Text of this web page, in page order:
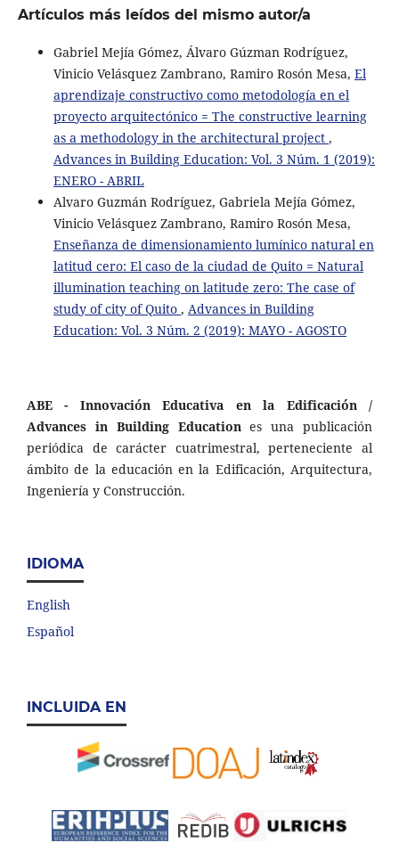
Artículos más leídos del mismo autor/a
Gabriel Mejía Gómez, Álvaro Gúzman Rodríguez,
Vinicio Velásquez Zambrano, Ramiro Rosón Mesa, El
aprendizaje constructivo como metodología en el
proyecto arquitectónico = The constructive learning
as a methodology in the architectural project ,
Advances in Building Education: Vol. 3 Núm. 1 (2019):
ENERO - ABRIL
Alvaro Guzmán Rodríguez, Gabriela Mejía Gómez,
Vinicio Velásquez Zambrano, Ramiro Rosón Mesa,
Enseñanza de dimensionamiento lumínico natural en
latitud cero: El caso de la ciudad de Quito = Natural
illumination teaching on latitude zero: The case of
study of city of Quito , Advances in Building
Education: Vol. 3 Núm. 2 (2019): MAYO - AGOSTO
ABE - Innovación Educativa en la Edificación /
Advances in Building Educationes una publicación
periódica de carácter cuatrimestral, perteneciente al
ámbito de la educación en la Edificación, Arquitectura,
Ingeniería y Construcción.
IDIOMA
English
Español
INCLUIDA EN